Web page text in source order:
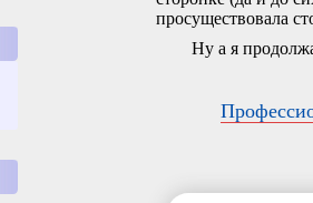
просуществовала
Ну а я